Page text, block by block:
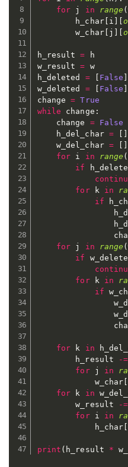
for j in range (
        h_char
[ i [
        w_char
[ j [
h_result = h
w_result = w
h_deleted = False
w_deleted = False
change = True
while change :
    change
=
False
    h_del_char
=
    w_del_char
=
for i in range (
if
for k in
if
for j in range (
if
for k in
if
for k in
        h_result
-=
for j in
            w_char
for k in
        w_result
-=
for i in
            h_char
print ( h_result *